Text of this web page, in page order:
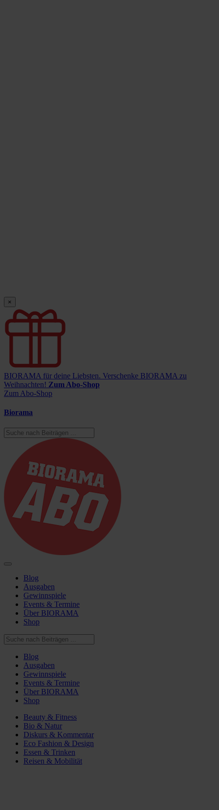
×
BIORAMA für deine Liebsten. Verschenke BIORAMA zu
Weihnachten! Zum Abo-Shop
Zum Abo-Shop
Biorama
Blog
Ausgaben
Gewinnspiele
Events & Termine
Über BIORAMA
Shop
Blog
Ausgaben
Gewinnspiele
Events & Termine
Über BIORAMA
Shop
Beauty & Fitness
Bio & Natur
Diskurs & Kommentar
Eco Fashion & Design
Essen & Trinken
Reisen & Mobilität